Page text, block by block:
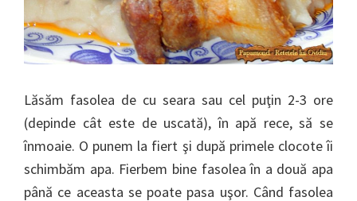
Lăsăm fasolea de cu seara sau cel puţin 2-3 ore
(depinde cât este de uscată), în apă rece, să se
înmoaie. O punem la fiert şi după primele clocote îi
schimbăm apa. Fierbem bine fasolea în a două apa
până ce aceasta se poate pasa uşor. Când fasolea